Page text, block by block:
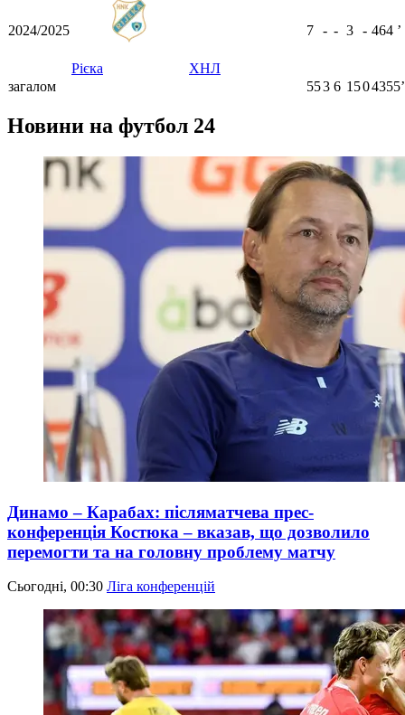
2024/2025
Рієка ХНЛ
7 - - 3 - 464 ʼ
загалом 553 6 1504355ʼ
Новини на футбол 24
Динамо – Карабах: післяматчева прес-
конференція Костюка – вказав, що дозволило
перемогти та на головну проблему матчу
Сьогодні, 00:30 Ліга конференцій